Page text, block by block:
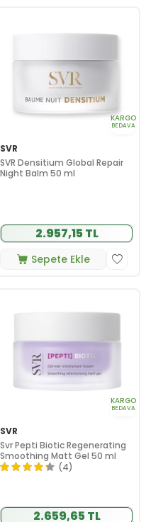
KARGO
BEDAVA
SVR
SVR Densitium Global Repair
Night Balm 50 ml
2.957,15 TL
Sepete Ekle
KARGO
BEDAVA
SVR
Svr Pepti Biotic Regenerating
Smoothing Matt Gel 50 ml
(4)
2.659,65 TL